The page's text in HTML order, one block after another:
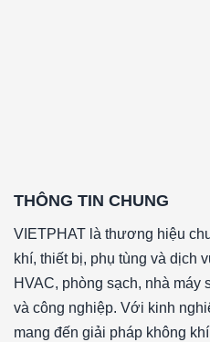
khí, bảo vệ thiết bị và hệ
*Hiệu suất lọc: G4
*Vật liệu lọc: Sợi tổng hợp
*Loại khung: Nhôm đúc
*Nhiệt độ hoạt động: ≤ 70
*Nhiệt độ tới hạn: 100 (°C)
*Độ ẩm hoạt động: 90 (%)
THÔNG TIN CHUNG
VIETPHAT là thương hiệu
khí, thiết bị, phụ tùng và dịch
HVAC, phòng sạch, nhà
và công nghiệp. Với kinh
mang đến giải pháp không